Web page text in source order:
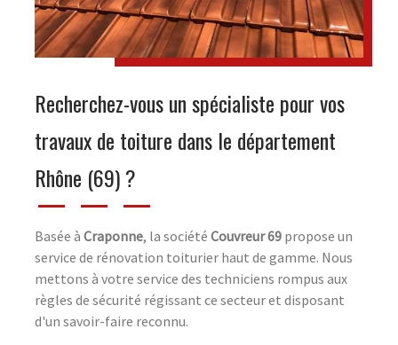
Recherchez-vous un spécialiste pour vos
travaux de toiture dans le département
Rhône (69) ?
Basée à Craponne, la société Couvreur 69 propose un
service de rénovation toiturier haut de gamme. Nous
mettons à votre service des techniciens rompus aux
règles de sécurité régissant ce secteur et disposant
d'un savoir-faire reconnu.